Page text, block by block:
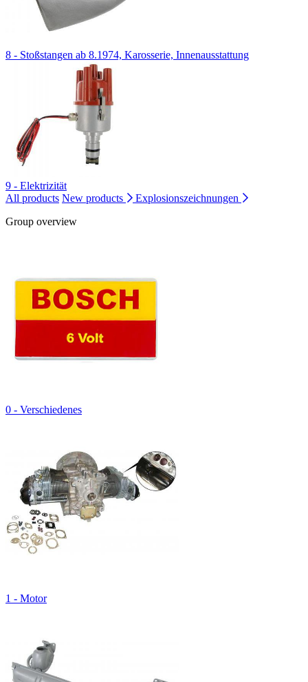
8 - Stoßstangen ab 8.1974, Karosserie, Innenausstattung
9 - Elektrizität
All products New products
Explosionszeichnungen
Group overview
0 - Verschiedenes
1 - Motor